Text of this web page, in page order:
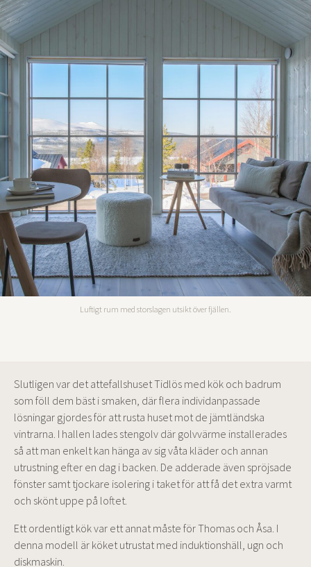
Luftigt rum med storslagen utsikt över fjällen.
Slutligen var det attefallshuset Tidlös med kök och badrum
som föll dem bäst i smaken, där flera individanpassade
lösningar gjordes för att rusta huset mot de jämtländska
vintrarna. I hallen lades stengolv där golvvärme installerades
så att man enkelt kan hänga av sig våta kläder och annan
utrustning efter en dag i backen. De adderade även spröjsade
fönster samt tjockare isolering i taket för att få det extra varmt
och skönt uppe på loftet.
Ett ordentligt kök var ett annat måste för Thomas och Åsa. I
denna modell är köket utrustat med induktionshäll, ugn och
diskmaskin.